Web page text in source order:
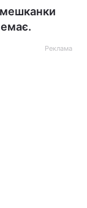
Реклама